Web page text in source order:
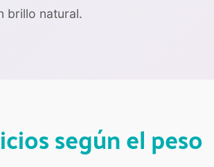
brillo natural.
según el peso